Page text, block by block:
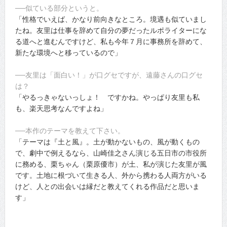
──似ている部分というと。
「性格でいえば、かなり前向きなところ。境遇も似ていまし
たね。友里は仕事を辞めて自分の夢だったルポライターにな
る道へと進むんですけど、私も今年７月に事務所を辞めて、
新たな環境へと移っているので」
──友里は「面白い！」が口グセですが、遠藤さんの口グセ
は？
「やるっきゃないっしょ！ ですかね。やっぱり友里も私
も、楽天思考なんですよね」
──本作のテーマを教えて下さい。
「テーマは『土と風』。土が動かないもの、風が動くもの
で、劇中で例えるなら、山崎佳之さん演じる五日市の市役所
に務める、栗ちゃん（栗原優市）が土、私が演じた友里が風
です。土地に根づいて生きる人、外から携わる人両方がいる
けど、人との出会いは縁だと教えてくれる作品だと思いま
す」